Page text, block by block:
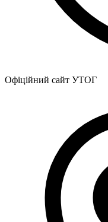
Офіційний сайт УТОГ